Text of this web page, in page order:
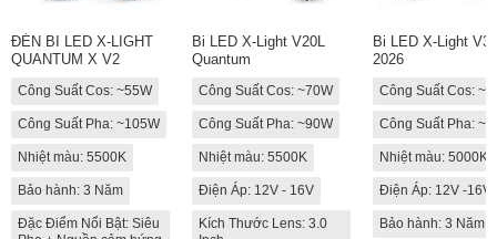
ĐÈN BI LED X-LIGHT
QUANTUM X V2
Công Suất Cos: ~55W
Công Suất Pha: ~105W
Nhiệt màu: 5500K
Bảo hành: 3 Năm
Đặc Điểm Nổi Bật: Siêu
Bi LED X-Light V20L
Quantum
Công Suất Cos: ~70W
Công Suất Pha: ~90W
Nhiệt màu: 5500K
Điện Áp: 12V - 16V
Kích Thước Lens: 3.0
Bi LED X-Light
2026
Công Suất Cos:
Công Suất Pha:
Nhiệt màu: 5000K
Điện Áp: 12V -16V
Bảo hành: 3 Năm